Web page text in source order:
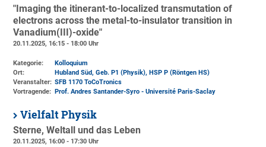
"Imaging the itinerant-to-localized transmutation of
electrons across the metal-to-insulator transition in
Vanadium(III)-oxide"
20.11.2025, 16:15 - 18:00 Uhr
Kategorie:
Kolloquium
Ort:
Hubland Süd, Geb. P1 (Physik), HSP P (Röntgen HS)
Veranstalter: SFB 1170 ToCoTronics
Vortragende:
Prof. Andres Santander-Syro - Université Paris-Saclay
Vielfalt Physik
Sterne, Weltall und das Leben
20.11.2025, 16:00 - 17:30 Uhr